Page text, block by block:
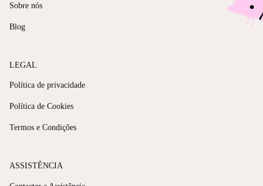
Sobre nós
Blog
LEGAL
Política de privacidade
Política de Cookies
Termos e Condições
ASSISTÊNCIA